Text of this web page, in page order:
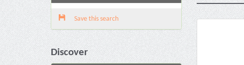
Save this search
Discover